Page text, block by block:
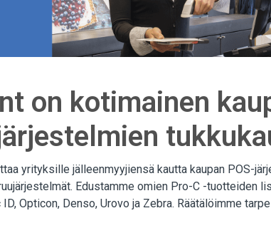
on kotimainen
yrityksille jälleenmyyjiensä kautta kaupan POS-
Edustamme omien Pro-C -tuotteiden
Opticon, Denso, Urovo ja Zebra. Räätälöimme